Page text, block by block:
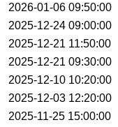
2026-01-06 09:50:00
2025-12-24 09:00:00
2025-12-21 11:50:00
2025-12-21 09:30:00
2025-12-10 10:20:00
2025-12-03 12:20:00
2025-11-25 15:00:00